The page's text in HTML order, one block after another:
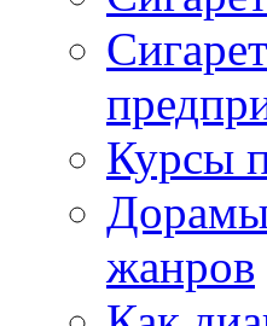
Курсы
Дорамы
жанров